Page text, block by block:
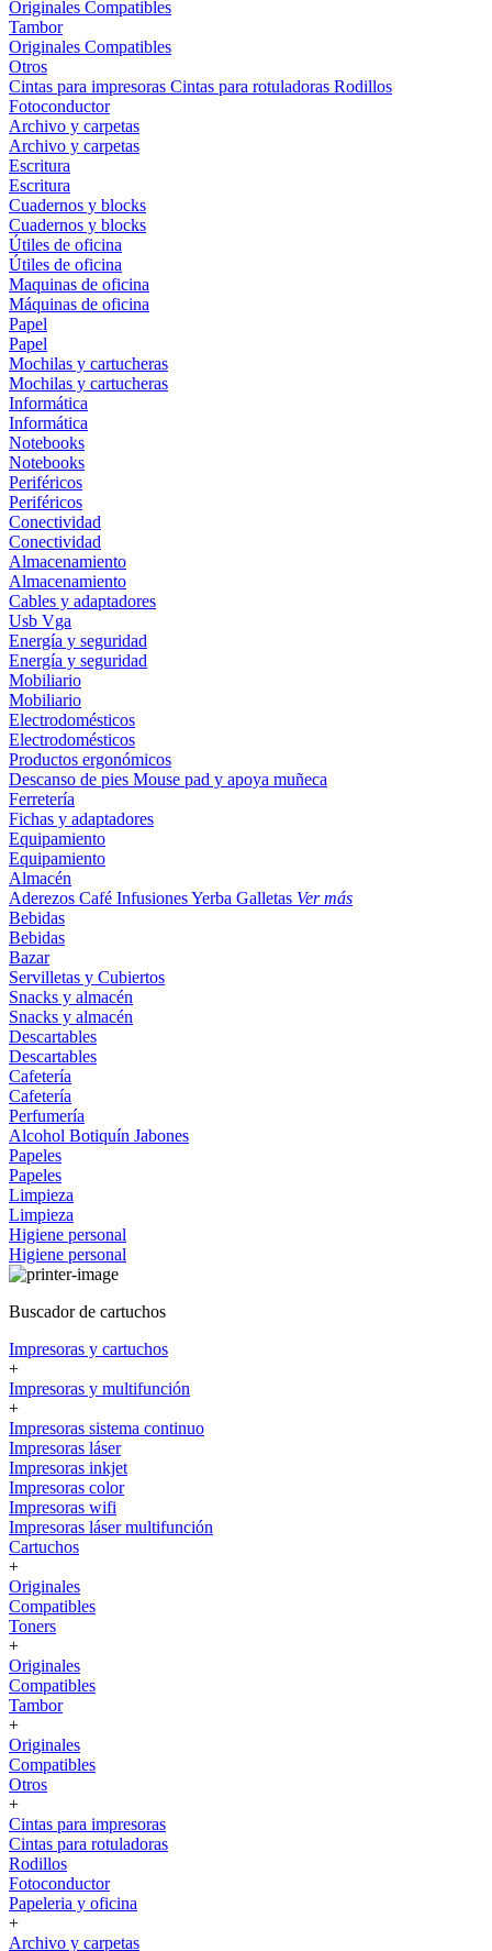
Originales Compatibles
Tambor
Originales Compatibles
Otros
Cintas para impresoras Cintas para rotuladoras Rodillos
Fotoconductor
Archivo y carpetas
Archivo y carpetas
Escritura
Escritura
Cuadernos y blocks
Cuadernos y blocks
Útiles de oficina
Útiles de oficina
Maquinas de oficina
Máquinas de oficina
Papel
Papel
Mochilas y cartucheras
Mochilas y cartucheras
Informática
Informática
Notebooks
Notebooks
Periféricos
Periféricos
Conectividad
Conectividad
Almacenamiento
Almacenamiento
Cables y adaptadores
Usb Vga
Energía y seguridad
Energía y seguridad
Mobiliario
Mobiliario
Electrodomésticos
Electrodomésticos
Productos ergonómicos
Descanso de pies Mouse pad y apoya muñeca
Ferretería
Fichas y adaptadores
Equipamiento
Equipamiento
Almacén
Aderezos Café InfusionesYerba Galletas Ver más
Bebidas
Bebidas
Bazar
Servilletas y Cubiertos
Snacks y almacén
Snacks y almacén
Descartables
Descartables
Cafetería
Cafetería
Perfumería
Alcohol Botiquín Jabones
Papeles
Papeles
Limpieza
Limpieza
Higiene personal
Higiene personal
Buscador de cartuchos
Impresoras y cartuchos
+
Impresoras y multifunción
+
Impresoras sistema continuo
Impresoras láser
Impresoras inkjet
Impresoras color
Impresoras wifi
Impresoras láser multifunción
Cartuchos
+
Originales
Compatibles
Toners
+
Originales
Compatibles
Tambor
+
Originales
Compatibles
Otros
+
Cintas para impresoras
Cintas para rotuladoras
Rodillos
Fotoconductor
Papeleria y oficina
+
Archivo y carpetas